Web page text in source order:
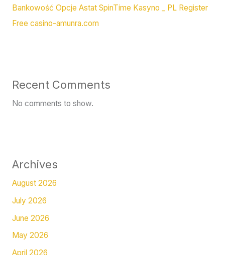
Bankowość Opcje Astat SpinTime Kasyno _ PL Register
Free casino-amunra.com
Recent Comments
No comments to show.
Archives
August 2026
July 2026
June 2026
May 2026
April 2026